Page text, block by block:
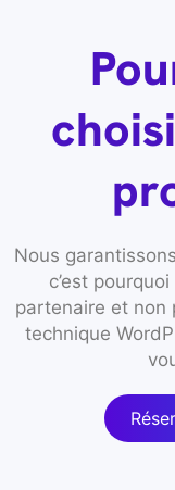
Nous
c’est
partenaire et non
technique